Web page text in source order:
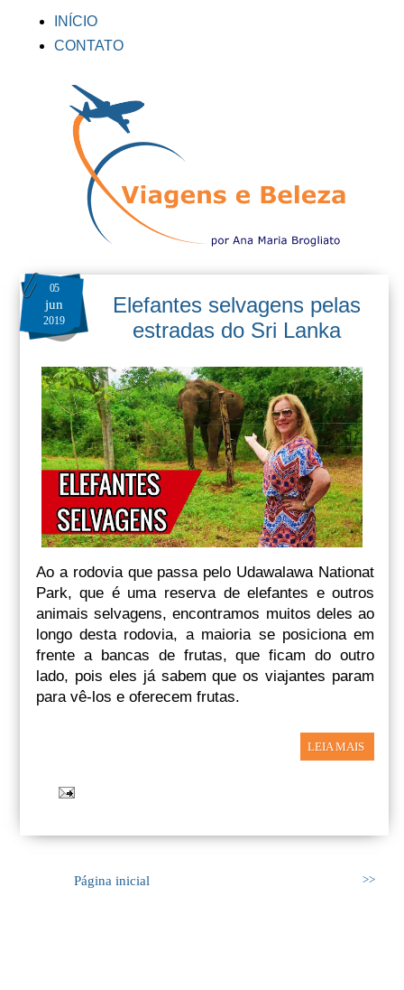
INÍCIO
CONTATO
05
jun
2019
Elefantes selvagens pelas
estradas do Sri Lanka
Ao a rodovia que passa pelo Udawalawa Nationat
Park, que é uma reserva de elefantes e outros
animais selvagens, encontramos muitos deles ao
longo desta rodovia, a maioria se posiciona em
frente a bancas de frutas, que ficam do outro
lado, pois eles já sabem que os viajantes param
para vê-los e oferecem frutas.
LEIA MAIS
>>
Página inicial